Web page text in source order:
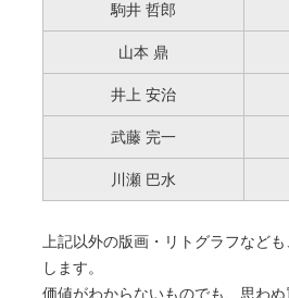
駒井 哲郎
山本 鼎
井上 安治
武藤 完一
川瀬 巴水
上記以外の版画・リトグラフなど
します。
価値がわからないものでも、思わ